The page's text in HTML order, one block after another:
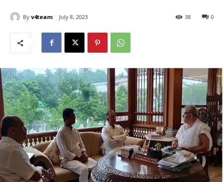
By v4team July 8, 2023 0
38